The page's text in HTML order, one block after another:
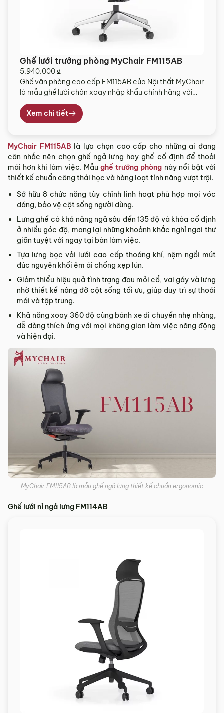
Ghế lưới trưởng phòng MyChair FM115AB
5.940.000₫
Ghế văn phòng cao cấp FM115AB của Nội thất MyChair
là mẫu ghế lưới chân xoay nhập khẩu chính hãng với
chất lượng vượt trội. Ghế họp cao cấp được thiết kế
nhiều tính năng giúp bạn thoải mái hơn trong quá trình
làm việc, nâng cao hiệu quả công việc và bảo vệ sức
Xem chi tiết
MyChair FM115AB là lựa chọn cao cấp cho những ai đang
cân nhắc nên chọn ghế ngả lưng hay ghế cố định để thoải
mái hơn khi làm việc. Mẫu ghế trưởng phòng này nổi bật với
thiết kế chuẩn công thái học và hàng loạt tính năng vượt trội.
Sở hữu 8 chức năng tùy chỉnh linh hoạt phù hợp mọi vóc
dáng, bảo vệ cột sống người dùng.
Lưng ghế có khả năng ngả sâu đến 135 độ và khóa cố định
ở nhiều góc độ, mang lại những khoảnh khắc nghỉ ngơi thư
giãn tuyệt vời ngay tại bàn làm việc.
Tựa lưng bọc vải lưới cao cấp thoáng khí, nệm ngồi mút
đúc nguyên khối êm ái chống xẹp lún.
Giảm thiểu hiệu quả tình trạng đau mỏi cổ, vai gáy và lưng
nhờ thiết kế nâng đỡ cột sống tối ưu, giúp duy trì sự thoải
mái và tập trung.
Khả năng xoay 360 độ cùng bánh xe di chuyển nhẹ nhàng,
dễ dàng thích ứng với mọi không gian làm việc năng động
và hiện đại.
MyChair FM115AB là mẫu ghế ngả lưng thiết kế chuẩn ergonomic
Ghế lưới nỉ ngả lưng FM114AB